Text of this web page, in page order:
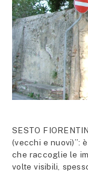
SESTO
(vecchi e nuovi)”:
che raccoglie le
volte visibili,